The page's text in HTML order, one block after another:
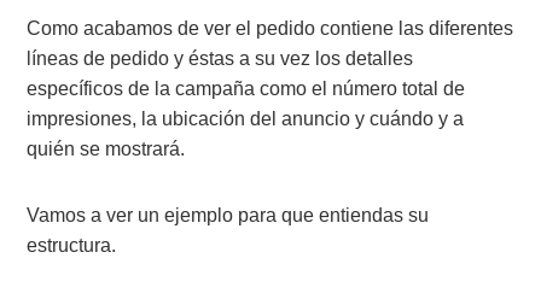
Como acabamos de ver el pedido contiene las diferentes
líneas de pedido y éstas a su vez los detalles
específicos de la campaña como el número total de
impresiones, la ubicación del anuncio y cuándo y a
quién se mostrará.
Vamos a ver un ejemplo para que entiendas su
estructura.